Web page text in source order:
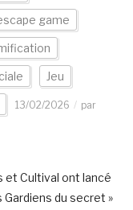
game
Jeu
13/02/2026
par
et Cultival ont lancé
du secret »